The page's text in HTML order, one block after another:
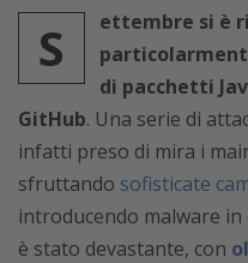
S
ettembre si è
di pacchetti
GitHub. Una serie di
infatti preso di mira i
sfruttando sofisticate
introducendo malware
è stato devastante, con